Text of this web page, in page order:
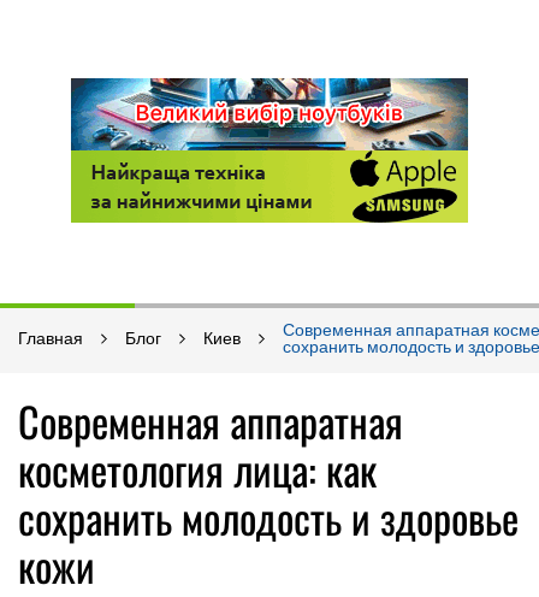
Главная Блог Киев
Современная аппаратная
сохранить молодость и
Современная аппаратная
косметология лица: как
сохранить молодость и здоровье
кожи